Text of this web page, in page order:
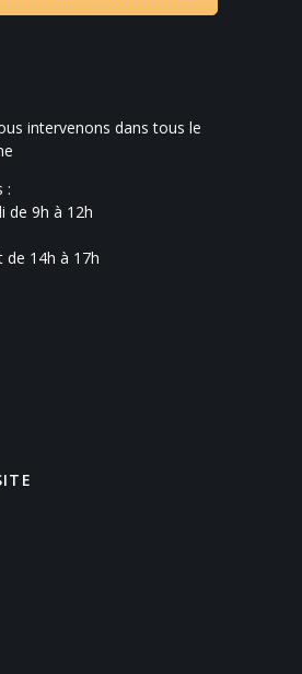
intervenons dans tous le
:
de 9h à 12h
de 14h à 17h